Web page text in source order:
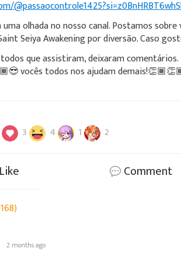
uma olhada no nosso canal. Postamos
Seiya Awakening por diversão. Caso
que assistiram, deixaram
vocês todos nos ajudam
3 4 1 2
Like Comment
2 months ago